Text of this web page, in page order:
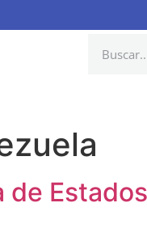
de Estados